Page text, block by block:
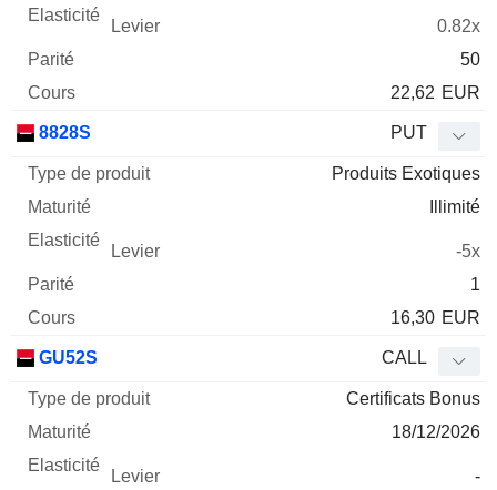
0.82x
50
22,62 EUR
8828S PUT
Produits Exotiques
Illimité
-5x
1
16,30 EUR
GU52S CALL
Certificats Bonus
18/12/2026
-